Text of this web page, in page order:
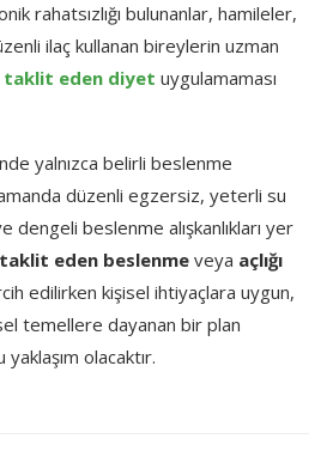
rahatsızlığı bulunanlar, hamileler,
ilaç kullanan bireylerin uzman
taklit eden diyet uygulamaması
yalnızca belirli beslenme
düzenli egzersiz, yeterli su
dengeli beslenme alışkanlıkları yer
taklit eden beslenme veya açlığı
edilirken kişisel ihtiyaçlara uygun,
temellere dayanan bir plan
olacaktır.